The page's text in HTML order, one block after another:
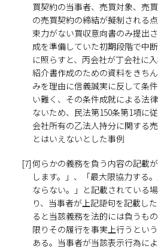
買契約の当事者、売買対象、売
の売買契約の締結が擬制される
束力がない買収意向書のみ提出
成を準備していた初期段階で中
に照らすと、丙会社が丁会社に
紹介書作成のための資料をきち
みを理由に信義誠実に反して条
い難く、その条件成就による法
ないため、民法第150条第1項に
会社所有の乙法人持分に関する
とはいえないとした事例
[7]何らかの義務を負う内容の記載
します。」、「最大限協力する
ならない。」と記載されている
り、当事者が上記語句を記載し
ると当該義務を法的には負うも
限りその履行を事実上行うとい
ある。当事者が当該表示行為に